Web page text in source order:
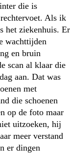
die is
Als ik
het ziekenhuis. Er
wachttijden
en bruin
scan al klaar die
aan. Dat was
met
die schoenen
op de foto maar
uitzoeken, hij
meer verstand
er dingen